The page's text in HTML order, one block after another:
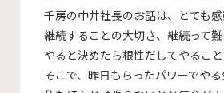
千房の中井社長のお話は、とても
継続することの大切さ、継続って難
やると決めたら根性だしてやるこ
そこで、昨日もらったパワーでや